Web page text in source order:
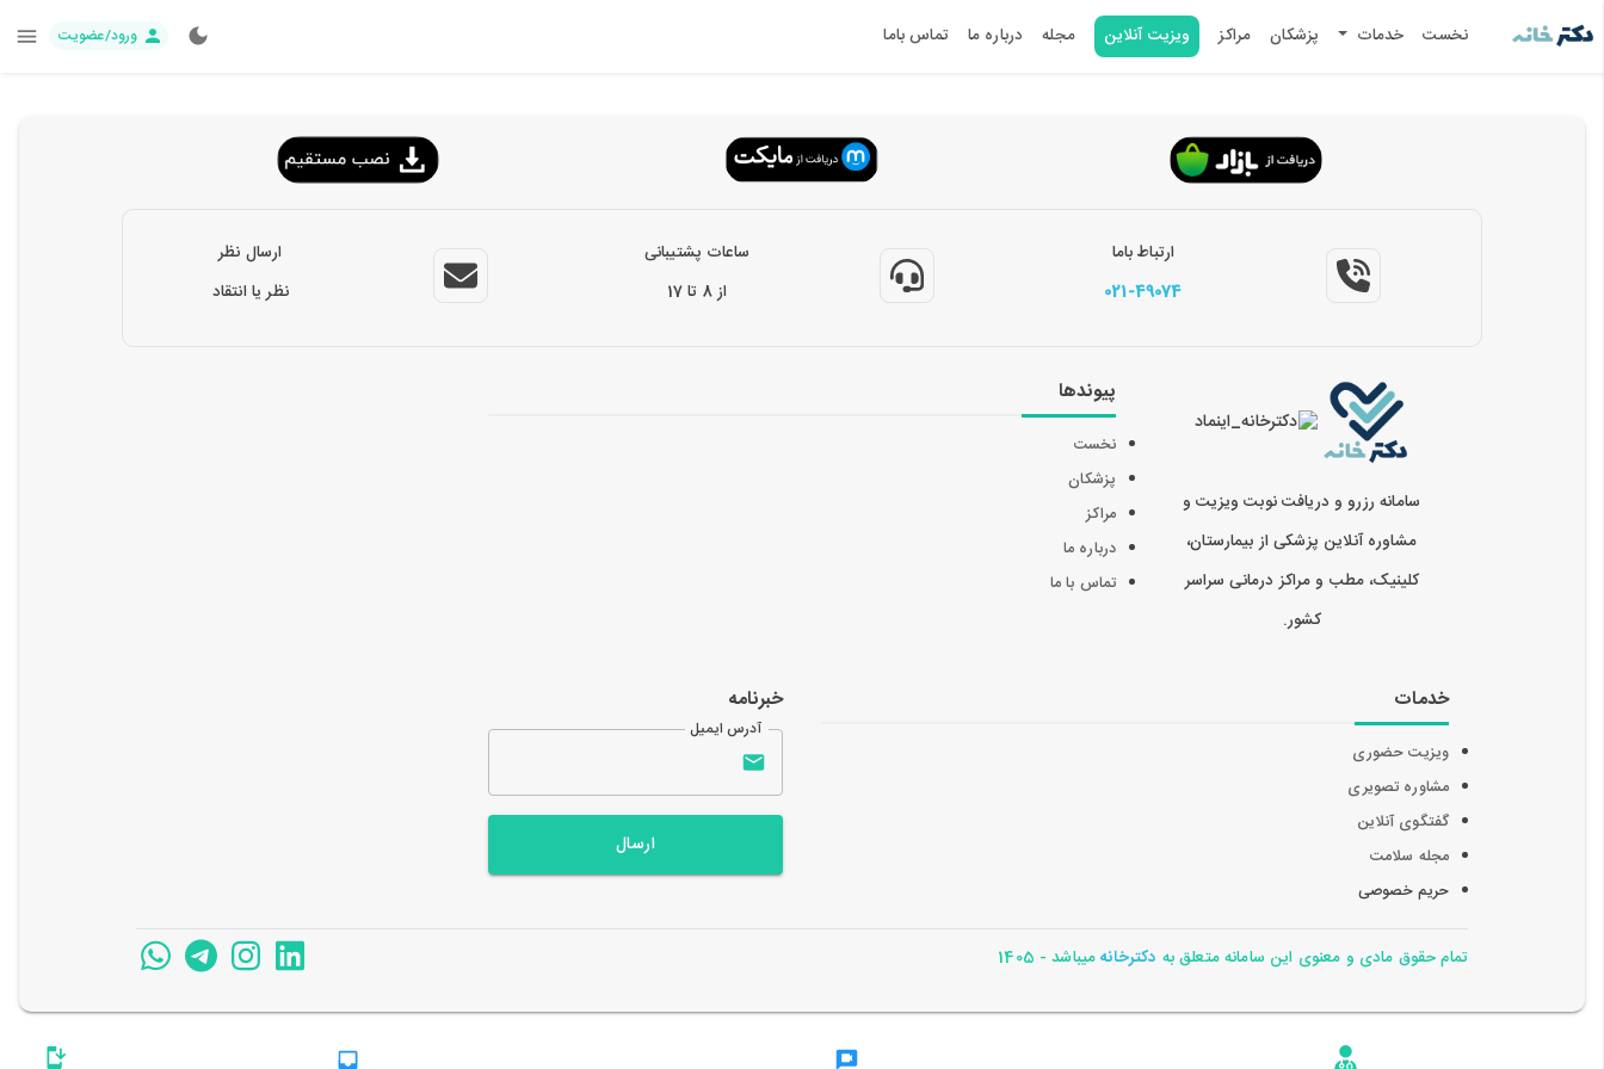
نخست خدمات پزشکان مراکز ویزیت آنلاین مجله درباره ما تماس باما ورود/عضویت
ارتباط باما
021-49074
ساعات پشتیبانی
از 8 تا 17
ارسال نظر
نظر یا انتقاد
سامانه رزرو و دریافت نوبت ویزیت و
مشاوره آنلاین پزشکی از بیمارستان،
کلینیک، مطب و مراکز درمانی سراسر
کشور.
پیوندها
نخست
پزشکان
مراکز
درباره ما
تماس با ما
خدمات
ویزیت حضوری
مشاوره تصویری
گفتگوی آنلاین
مجله سلامت
حریم خصوصی
خبرنامه
آدرس ایمیل
ارسال
تمام حقوق مادی و معنوی این سامانه متعلق به دکترخانهمیباشد - 1405